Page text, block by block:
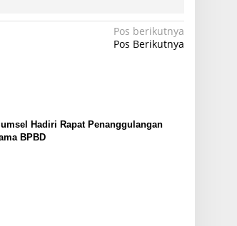
Pos berikutnya
Pos Berikutnya
Hadiri Rapat Penanggulangan
BPBD